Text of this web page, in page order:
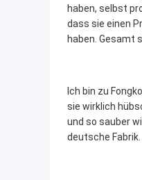
haben, selbst
dass sie einen
haben. Gesamt
Ich bin zu
sie wirklich
und so sauber
deutsche Fabrik.